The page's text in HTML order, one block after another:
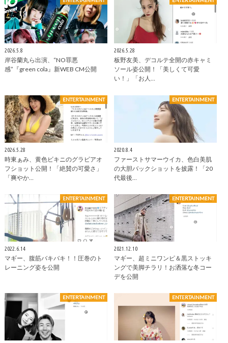
2026.5.8
岸谷蘭丸ら出演、“NO罪悪
感”『green cola』新WEB CM公開
2026.5.28
板野友美、デコルテ全開の赤キャミ
ソール姿公開！「美しくて可愛
い！」「お人…
ENTERTAINMENT
2026.5.28
時東ぁみ、黄色ビキニのグラビアオ
フショット公開！「絶賛の可愛さ」
「爽やか…
ENTERTAINMENT
2020.8.4
ファーストサマーウイカ、色白美肌
の大胆バックショットを披露！「20
代最後…
ENTERTAINMENT
2022.6.14
マギー、腹筋バキバキ！！圧巻のト
レーニング姿を公開
ENTERTAINMENT
2021.12.10
マギー、超ミニワンピ＆黒ストッキ
ングで美脚チラリ！お洒落な冬コー
デを公開
ENTERTAINMENT ENTERTAINMENT